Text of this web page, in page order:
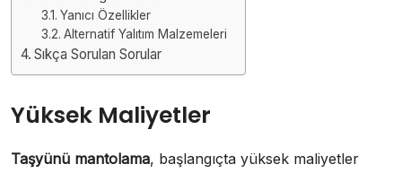
Yanıcı Özellikler
Alternatif Yalıtım Malzemeleri
Sıkça Sorulan Sorular
Yüksek Maliyetler
Taşyünü mantolama, başlangıçta yüksek maliyetler